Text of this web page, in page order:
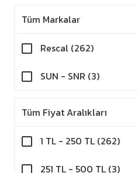
Tüm Markalar
Rescal (262)
SUN - SNR (3)
Tüm Fiyat Aralıkları
1 TL - 250 TL (262)
251 TL - 500 TL (3)